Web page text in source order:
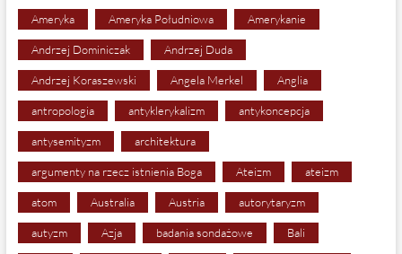
Ameryka Ameryka Południowa Amerykanie
Andrzej Dominiczak Andrzej Duda
Andrzej Koraszewski Angela Merkel Anglia
antropologia antyklerykalizm antykoncepcja
antysemityzm architektura
argumenty na rzecz istnienia Boga Ateizm ateizm
atom Australia Austria autorytaryzm
autyzm Azja badania sondażowe Bali